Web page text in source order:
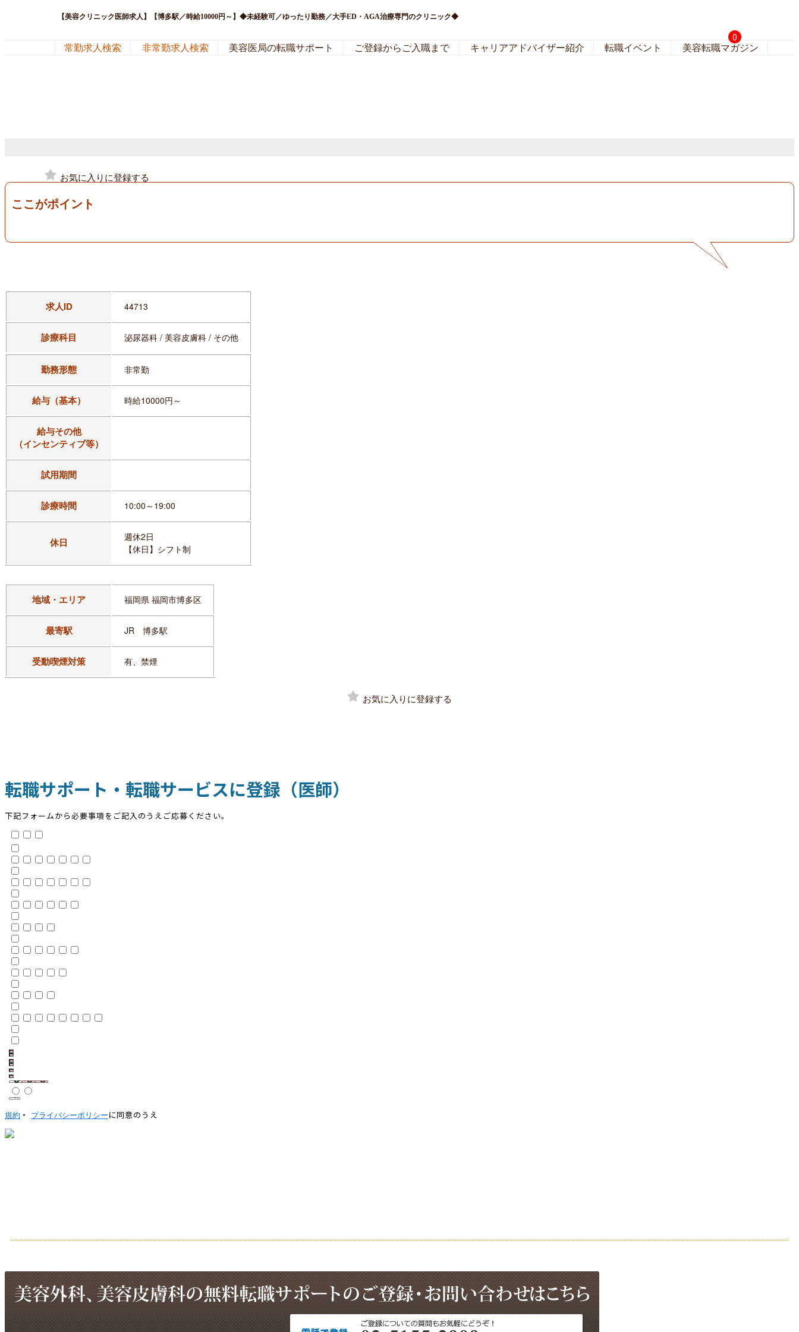
【美容クリニック医師求人】【博多駅／時給10000円～】◆未経験可／ゆったり勤務／大手ED・AGA治療専門のクリニック◆
0
常勤求人検索 非常勤求人検索 美容医局の転職サポート ご登録からご入職まで キャリアアドバイザー紹介 転職イベント 美容転職マガジン
お気に入りに登録する
ここがポイント
求人ID 44713
診療科目 泌尿器科 / 美容皮膚科 / その他
勤務形態 非常勤
給与（基本） 時給10000円～
給与その他
（インセンティブ等）
試用期間
診療時間 10:00～19:00
休日
週休2日
【休日】シフト制
地域・エリア 福岡県 福岡市博多区
最寄駅 JR 博多駅
受動喫煙対策 有、禁煙
お気に入りに登録する
転職サポート・転職サービスに登録（医師）
下記フォームから必要事項をご記入のうえご応募ください。
規約 ・ プライバシーポリシー に同意のうえ